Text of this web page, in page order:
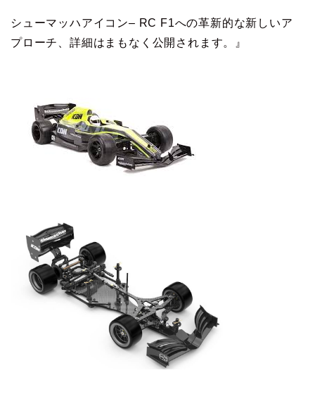
シューマッハアイコン– RC F1への革新的な新しいア
プローチ、詳細はまもなく公開されます。』